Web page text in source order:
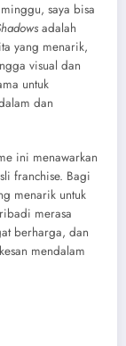
saya bisa
adalah
yang menarik,
visual dan
untuk
dan
ini menawarkan
franchise. Bagi
menarik untuk
merasa
berharga, dan
mendalam